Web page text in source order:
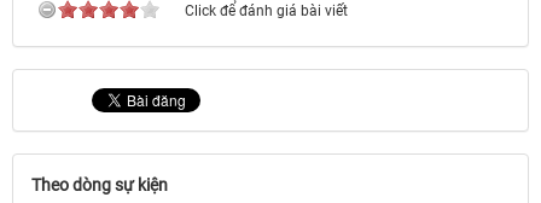
Click để đánh giá bài viết
Theo dòng sự kiện